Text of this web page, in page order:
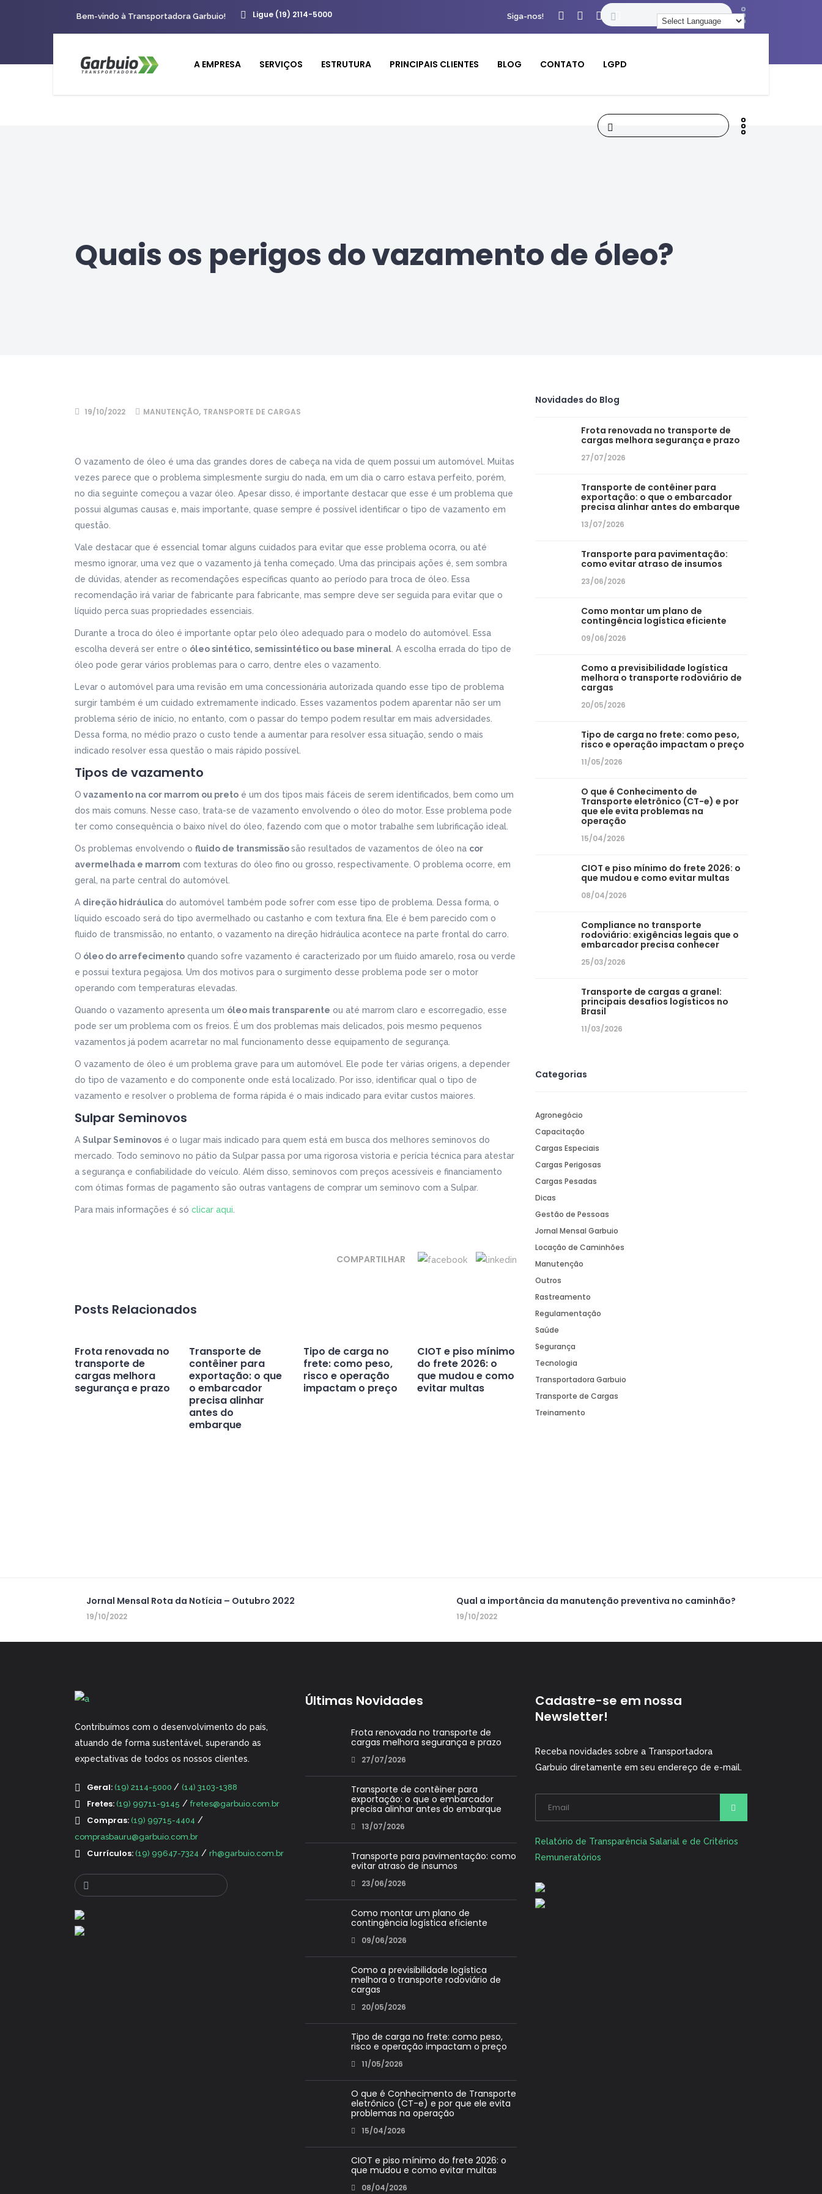
Bem-vindo à Transportadora Garbuio! Ligue (19) 2114-5000 Siga-nos!
A EMPRESA SERVIÇOS ESTRUTURA PRINCIPAIS CLIENTES BLOG CONTATO LGPD
Quais os perigos do vazamento de óleo?
19/10/2022 MANUTENÇÃO, TRANSPORTE DE CARGAS
O vazamento de óleo é uma das grandes dores de cabeça na vida de quem possui um automóvel. Muitas
vezes parece que o problema simplesmente surgiu do nada, em um dia o carro estava perfeito, porém,
no dia seguinte começou a vazar óleo. Apesar disso, é importante destacar que esse é um problema que
possui algumas causas e, mais importante, quase sempre é possível identificar o tipo de vazamento em
questão.
Vale destacar que é essencial tomar alguns cuidados para evitar que esse problema ocorra, ou até
mesmo ignorar, uma vez que o vazamento já tenha começado. Uma das principais ações é, sem sombra
de dúvidas, atender as recomendações específicas quanto ao período para troca de óleo. Essa
recomendação irá variar de fabricante para fabricante, mas sempre deve ser seguida para evitar que o
líquido perca suas propriedades essenciais.
Durante a troca do óleo é importante optar pelo óleo adequado para o modelo do automóvel. Essa
escolha deverá ser entre o óleo sintético, semissintético ou base mineral . A escolha errada do tipo de
óleo pode gerar vários problemas para o carro, dentre eles o vazamento.
Levar o automóvel para uma revisão em uma concessionária autorizada quando esse tipo de problema
surgir também é um cuidado extremamente indicado. Esses vazamentos podem aparentar não ser um
problema sério de início, no entanto, com o passar do tempo podem resultar em mais adversidades.
Dessa forma, no médio prazo o custo tende a aumentar para resolver essa situação, sendo o mais
indicado resolver essa questão o mais rápido possível.
Tipos de vazamento
O vazamento na cor marrom ou preto é um dos tipos mais fáceis de serem identificados, bem como um
dos mais comuns. Nesse caso, trata-se de vazamento envolvendo o óleo do motor. Esse problema pode
ter como consequência o baixo nível do óleo, fazendo com que o motor trabalhe sem lubrificação ideal.
Os problemas envolvendo o fluido de transmissãosão resultados de vazamentos de óleo na cor
avermelhada e marrom com texturas do óleo fino ou grosso, respectivamente. O problema ocorre, em
geral, na parte central do automóvel.
A direção hidráulica do automóvel também pode sofrer com esse tipo de problema. Dessa forma, o
líquido escoado será do tipo avermelhado ou castanho e com textura fina. Ele é bem parecido com o
fluido de transmissão, no entanto, o vazamento na direção hidráulica acontece na parte frontal do carro.
O óleo do arrefecimento quando sofre vazamento é caracterizado por um fluido amarelo, rosa ou verde
e possui textura pegajosa. Um dos motivos para o surgimento desse problema pode ser o motor
operando com temperaturas elevadas.
Quando o vazamento apresenta um óleo mais transparente ou até marrom claro e escorregadio, esse
pode ser um problema com os freios. É um dos problemas mais delicados, pois mesmo pequenos
vazamentos já podem acarretar no mal funcionamento desse equipamento de segurança.
O vazamento de óleo é um problema grave para um automóvel. Ele pode ter várias origens, a depender
do tipo de vazamento e do componente onde está localizado. Por isso, identificar qual o tipo de
vazamento e resolver o problema de forma rápida é o mais indicado para evitar custos maiores.
Sulpar Seminovos
A Sulpar Seminovos é o lugar mais indicado para quem está em busca dos melhores seminovos do
mercado. Todo seminovo no pátio da Sulpar passa por uma rigorosa vistoria e perícia técnica para atestar
a segurança e confiabilidade do veículo. Além disso, seminovos com preços acessíveis e financiamento
com ótimas formas de pagamento são outras vantagens de comprar um seminovo com a Sulpar.
Para mais informações é só clicar aqui
COMPARTILHAR
Posts Relacionados
Frota renovada no
transporte de
cargas melhora
segurança e prazo
Transporte de
contêiner para
exportação: o que
o embarcador
precisa alinhar
antes do
embarque
Tipo de carga no
frete: como peso,
risco e operação
impactam o preço
CIOT e piso mínimo
do frete 2026: o
que mudou e como
evitar multas
Novidades do Blog
Frota renovada no transporte de
cargas melhora segurança e prazo
27/07/2026
Transporte de contêiner para
exportação: o que o embarcador
precisa alinhar antes do embarque
13/07/2026
Transporte para pavimentação:
como evitar atraso de insumos
23/06/2026
Como montar um plano de
contingência logística eficiente
09/06/2026
Como a previsibilidade logística
melhora o transporte rodoviário de
cargas
20/05/2026
Tipo de carga no frete: como peso,
risco e operação impactam o preço
11/05/2026
O que é Conhecimento de
Transporte eletrônico (CT-e) e por
que ele evita problemas na
operação
15/04/2026
CIOT e piso mínimo do frete 2026: o
que mudou e como evitar multas
08/04/2026
Compliance no transporte
rodoviário: exigências legais que o
embarcador precisa conhecer
25/03/2026
Transporte de cargas a granel:
principais desafios logísticos no
Brasil
11/03/2026
Categorias
Agronegócio
Capacitação
Cargas Especiais
Cargas Perigosas
Cargas Pesadas
Dicas
Gestão de Pessoas
Jornal Mensal Garbuio
Locação de Caminhões
Manutenção
Outros
Rastreamento
Regulamentação
Saúde
Segurança
Tecnologia
Transportadora Garbuio
Transporte de Cargas
Treinamento
Jornal Mensal Rota da Notícia – Outubro 2022
19/10/2022
Qual a importância da manutenção preventiva no caminhão?
19/10/2022
Contribuímos com o desenvolvimento do país,
atuando de forma sustentável, superando as
expectativas de todos os nossos clientes.
Geral: (19) 2114-5000 / (14) 3103-1388
Fretes: (19) 99711-9145 / fretes@garbuio.com.br
Compras: (19) 99715-4404 /
comprasbauru@garbuio.com.br
Currículos: (19) 99647-7324 / rh@garbuio.com.br
Últimas Novidades
Frota renovada no transporte de
cargas melhora segurança e prazo
27/07/2026
Transporte de contêiner para
exportação: o que o embarcador
precisa alinhar antes do embarque
13/07/2026
Transporte para pavimentação: como
evitar atraso de insumos
23/06/2026
Como montar um plano de
contingência logística eficiente
09/06/2026
Como a previsibilidade logística
melhora o transporte rodoviário de
cargas
20/05/2026
Tipo de carga no frete: como peso,
risco e operação impactam o preço
11/05/2026
O que é Conhecimento de Transporte
eletrônico (CT-e) e por que ele evita
problemas na operação
15/04/2026
CIOT e piso mínimo do frete 2026: o
que mudou e como evitar multas
08/04/2026
Cadastre-se em nossa
Newsletter!
Receba novidades sobre a Transportadora
Garbuio diretamente em seu endereço de e-mail.
Relatório de Transparência Salarial e de Critérios
Remuneratórios